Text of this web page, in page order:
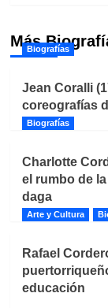
MásBiografías
Jean Coralli
coreografías
Biografías
Charlotte
el rumbo de
daga
Arte y Cultura
Rafael
educación